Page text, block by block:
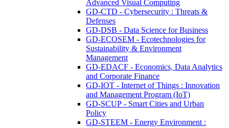
Advanced Visual Computing
GD-CTD - Cybersecurity : Threats &
Defenses
GD-DSB - Data Science for Business
GD-ECOSEM - Ecotechnologies for
Sustainability & Environment
Management
GD-EDACF - Economics, Data Analytics
and Corporate Finance
GD-IOT - Internet of Things : Innovation
and Management Program (IoT)
GD-SCUP - Smart Cities and Urban
Policy
GD-STEEM - Energy Environment :